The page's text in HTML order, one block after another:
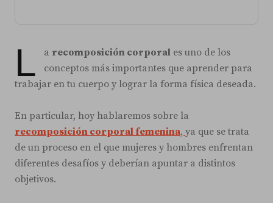
L a recomposición corporal es uno de los
conceptos más importantes que aprender para
trabajar en tu cuerpo y lograr la forma física deseada.
En particular, hoy hablaremos sobre la
recomposición corporal femenina, ya que se trata
de un proceso en el que mujeres y hombres enfrentan
diferentes desafíos y deberían apuntar a distintos
objetivos.